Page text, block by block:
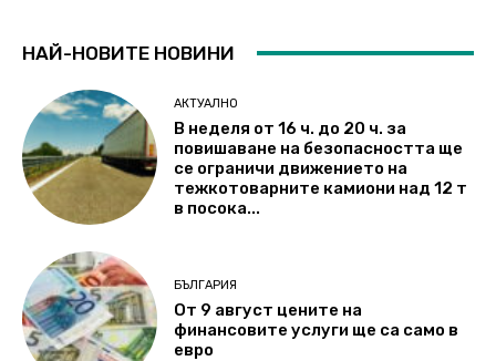
НАЙ-НОВИТЕ НОВИНИ
АКТУАЛНО
В неделя от 16 ч. до 20 ч. за
повишаване на безопасността ще
се ограничи движението на
тежкотоварните камиони над 12 т
в посока...
БЪЛГАРИЯ
От 9 август цените на
финансовите услуги ще са само в
евро